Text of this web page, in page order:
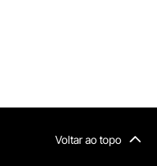
Voltar ao topo